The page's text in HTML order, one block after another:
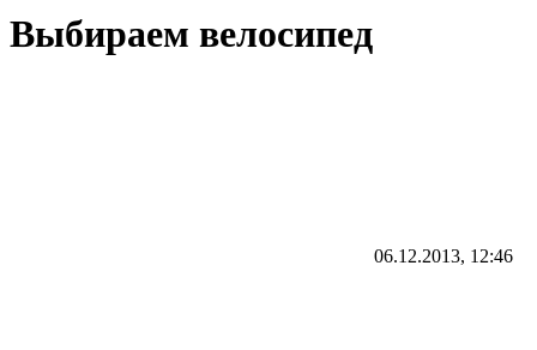
Выбираем велосипед
06.12.2013, 12:46